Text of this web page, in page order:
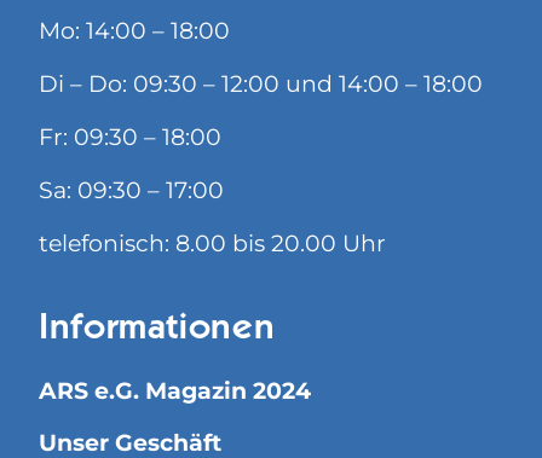
Mo: 14:00 – 18:00
Di – Do: 09:30 – 12:00 und 14:00 – 18:00
Fr: 09:30 – 18:00
Sa: 09:30 – 17:00
telefonisch: 8.00 bis 20.00 Uhr
Informationen
ARS e.G. Magazin 2024
Unser Geschäft